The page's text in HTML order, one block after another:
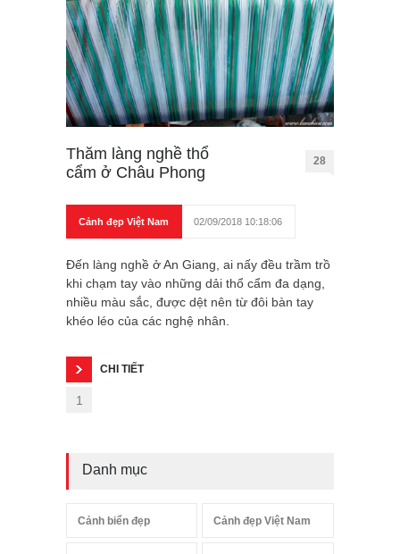
Thăm làng nghề thổ
cẩm ở Châu Phong
28
Cảnh đẹp Việt Nam 02/09/2018 10:18:06
Đến làng nghề ở An Giang, ai nấy đều trầm trồ
khi chạm tay vào những dải thổ cẩm đa dạng,
nhiều màu sắc, được dệt nên từ đôi bàn tay
khéo léo của các nghệ nhân.
CHI TIẾT
1
Danh mục
Cảnh biển đẹp Cảnh đẹp Việt Nam